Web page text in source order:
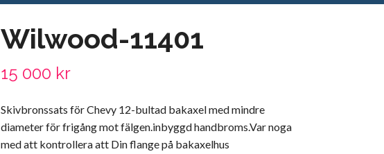
Wilwood-11401
15 000 kr
Skivbronssats för Chevy 12-bultad bakaxel med mindre
diameter för frigång mot fälgen.inbyggd handbroms.Var noga
med att kontrollera att Din flange på bakaxelhus